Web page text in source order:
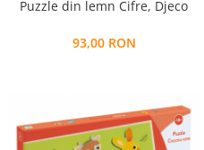
Puzzle din lemn Cifre, Djeco
93,00 RON